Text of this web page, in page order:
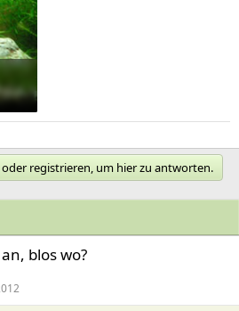
registrieren, um hier zu antworten.
blos wo?